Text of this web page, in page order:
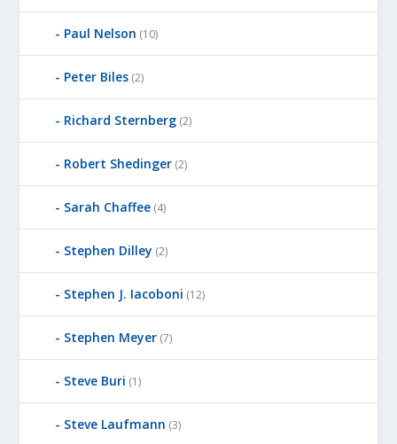
Paul Nelson (10)
Peter Biles (2)
Richard Sternberg (2)
Robert Shedinger (2)
Sarah Chaffee (4)
Stephen Dilley (2)
Stephen J. Iacoboni (12)
Stephen Meyer (7)
Steve Buri (1)
Steve Laufmann (3)